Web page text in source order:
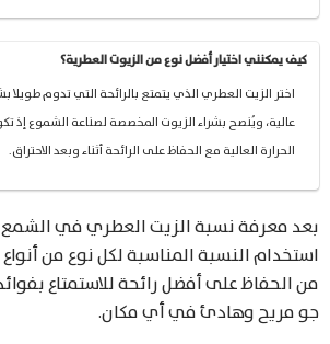
كيف يمكنني اختيار أفضل نوع من الزيوت العطرية؟
اختر الزيت العطري الذي يتمتع بالرائحة التي تدوم
عالية، ويُنصح بشراء الزيوت المخصصة لصناعة الشموع إذ
الحرارة العالية مع الحفاظ على الرائحة أثناء وبعد الاحتراق.
بعد معرفة نسبة الزيت العطري في
استخدام النسبة المناسبة لكل نوع من
من الحفاظ على أفضل رائحة للاستمتاع
جو مريح وهادئ في أي مكان.